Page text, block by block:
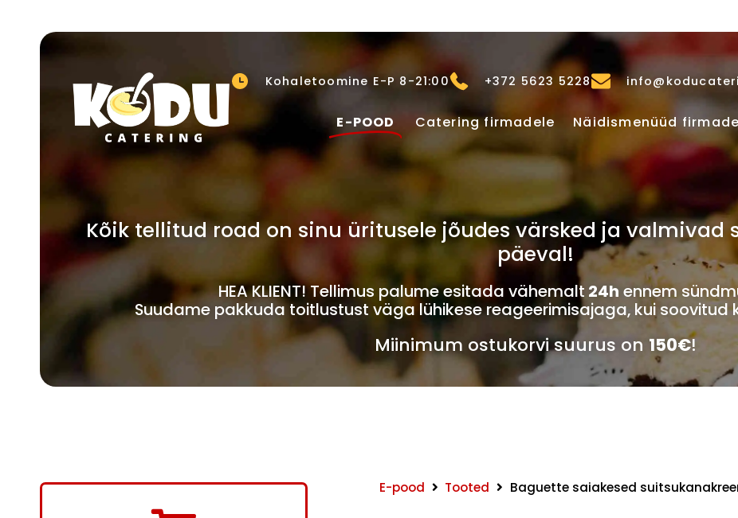
Kohaletoomine E-P 8-21:00 +372 5623 5228
E-POOD Catering firmadele Näidismenüüd
Kõik tellitud road on sinu üritusele jõudes värsked ja valmivad
päeval!
HEA KLIENT! Tellimus palume esitada vähemalt 24h ennem
Suudame pakkuda toitlustust väga lühikese reageerimisajaga, kui soovitud
Miinimum ostukorvi suurus on 150€!
E-pood Tooted Baguette saiakesed